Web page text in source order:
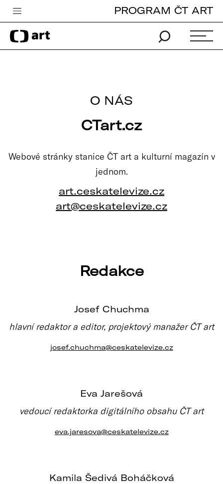
Česká televize
Zpravodajství
PROGRAM ČT ART
O NÁS
CTart.cz
Webové stránky stanice ČT art a kulturní magazín v
jednom.
art.ceskatelevize.cz
art@ceskatelevize.cz
Redakce
Josef Chuchma
hlavní redaktor a editor, projektový manažer ČT art
josef.chuchma@ceskatelevize.cz
Eva Jarešová
vedoucí redaktorka digitálního obsahu ČT art
eva.jaresova@ceskatelevize.cz
Kamila Šedivá Boháčková